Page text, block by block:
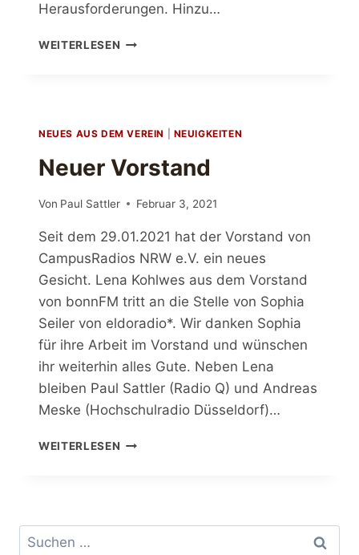
Herausforderungen. Hinzu…
WEITERLESEN JENNIFER
MEDIENKOMMISSION
NEUES AUS DEM VEREIN NEUIGKEITEN
Neuer Vorstand
Von Paul Sattler Februar 3, 2021
Seit dem 29.01.2021 hat der Vorstand von
CampusRadios NRW e.V. ein neues
Gesicht. Lena Kohlwes aus dem Vorstand
von bonnFM tritt an die Stelle von Sophia
Seiler von eldoradio*. Wir danken Sophia
für ihre Arbeit im Vorstand und wünschen
ihr weiterhin alles Gute. Neben Lena
bleiben Paul Sattler (Radio Q) und Andreas
Meske (Hochschulradio Düsseldorf)…
WEITERLESEN NEUER
Suchen